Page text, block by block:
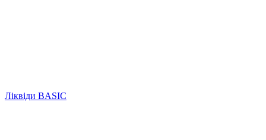
Ліквіди BASIC